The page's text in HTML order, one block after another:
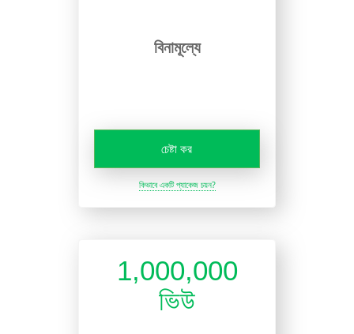
বিনামূল্যে
চেষ্টা কর
কিভাবে একটি প্যাকেজ চয়ন?
1,000,000
ভিউ